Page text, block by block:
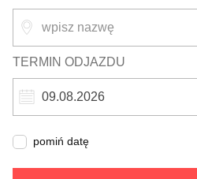
TERMIN ODJAZDU
pomiń datę